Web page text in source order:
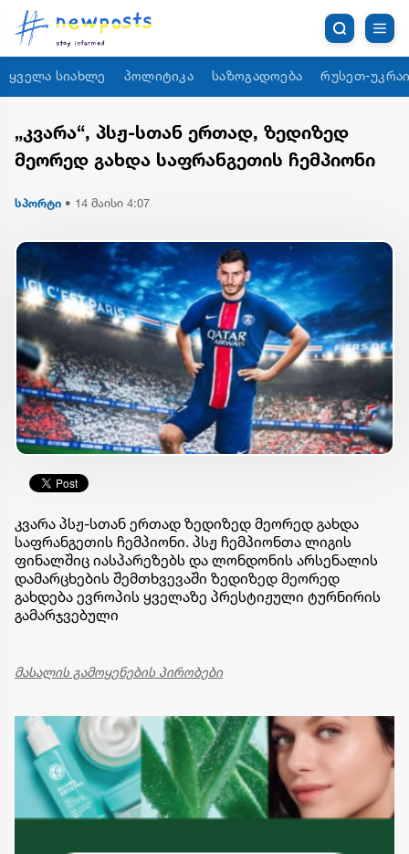
ყველა სიახლე პოლიტიკა საზოგადოება რუსეთ-
„კვარა“, პსჟ-სთან ერთად, ზედიზედ
მეორედ გახდა საფრანგეთის ჩემპიონი
სპორტი • 14 მაისი 4:07
კვარა პსჟ-სთან ერთად ზედიზედ მეორედ გახდა
საფრანგეთის ჩემპიონი. პსჟ ჩემპიონთა ლიგის
ფინალშიც იასპარეზებს და ლონდონის არსენალის
დამარცხების შემთხვევაში ზედიზედ მეორედ
გახდება ევროპის ყველაზე პრესტიჟული ტურნირის
გამარჯვებული
მასალის გამოყენების პირობები